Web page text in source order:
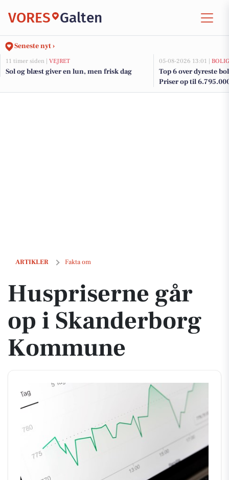
VORES Galten
Seneste nyt ›
11 timer siden | VEJRET
Sol og blæst giver en lun, men frisk dag
05-08-2026 13:01 |
Top 6 over dyreste
Priser op til
ARTIKLER Fakta om
Huspriserne går op i Skanderborg Kommune
Huspriserne går
op i Skanderborg
Kommune